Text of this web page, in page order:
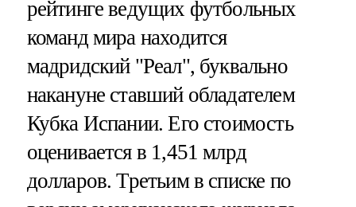
рейтинге ведущих футбольных
команд мира находится
мадридский "Реал", буквально
накануне ставший обладателем
Кубка Испании. Его стоимость
оценивается в 1,451 млрд
долларов. Третьим в списке по